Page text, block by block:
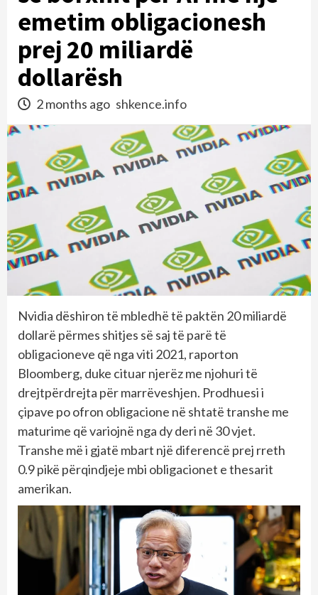
emetim obligacionesh
prej 20 miliardë
dollarësh
2 months ago shkence.info
Nvidia dëshiron të mbledhë të paktën 20 miliardë
dollarë përmes shitjes së saj të parë të
obligacioneve që nga viti 2021, raporton
Bloomberg, duke cituar njerëz me njohuri të
drejtpërdrejta për marrëveshjen. Prodhuesi i
çipave po ofron obligacione në shtatë transhe me
maturime që variojnë nga dy deri në 30 vjet.
Transhe më i gjatë mbart një diferencë prej rreth
0.9 pikë përqindjeje mbi obligacionet e thesarit
amerikan.